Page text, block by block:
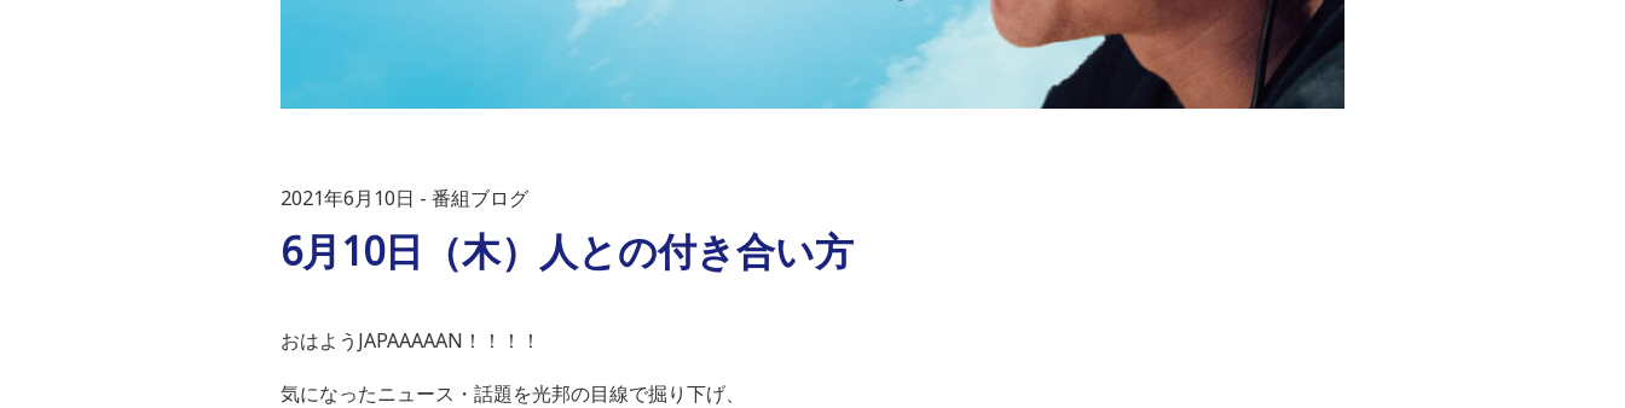
2021年6月10日 番組ブログ
6月10日（木）人との付き合い方
おはようJAPAAAAAN！！！！
気になったニュース・話題を光邦の目線で掘り下げ、